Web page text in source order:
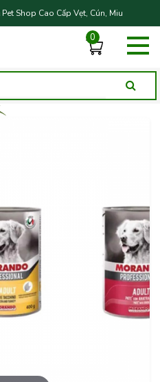
Shop Cao Cấp Vẹt, Cún, Miu
0